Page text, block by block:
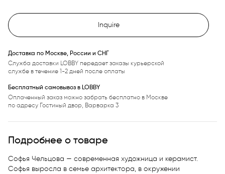
Inquire
Доставка по Москве, России и СНГ
Служба доставки LOBBY передает заказы курьерской
службе в течение 1-2 дней после оплаты
Бесплатный самовывоз в LOBBY
Оплаченный заказ можно забрать бесплатно в Москве
по адресу Гостиный двор, Варварка 3
Подробнее о товаре
Софья Чельцова — современная художница и керамист.
Софья выросла в семье архитектора, в окружении